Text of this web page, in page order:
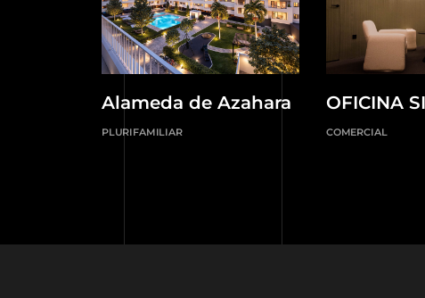
Alameda de Azahara
PLURIFAMILIAR
OFICINA
COMERCIAL